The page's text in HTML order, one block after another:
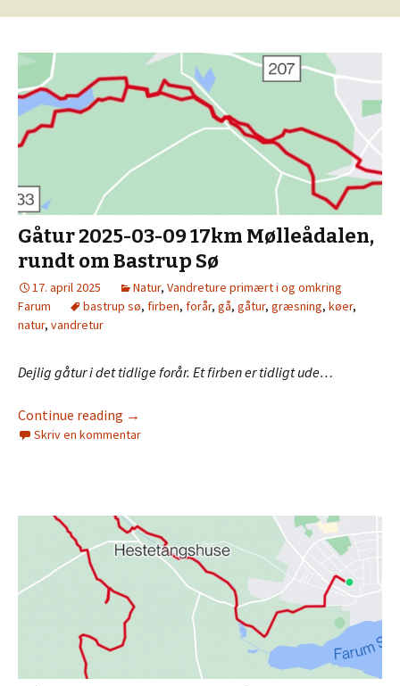
Gåtur 2025-03-09 17km Mølleådalen,
rundt om Bastrup Sø
17. april 2025 Natur, Vandreture primært i og omkring
Farum
bastrup sø, firben, forår, gå, gåtur, græsning, køer,
natur, vandretur
Dejlig gåtur i det tidlige forår. Et firben er tidligt ude…
Continue reading →
Skriv en kommentar